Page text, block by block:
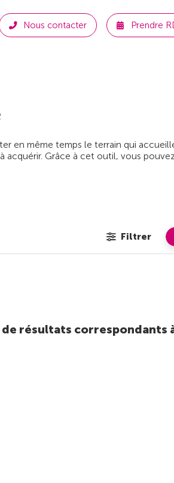
Nous contacter Prendre
en même temps le terrain qui
à acquérir. Grâce à cet outil, vous
Filtrer
de résultats correspondants